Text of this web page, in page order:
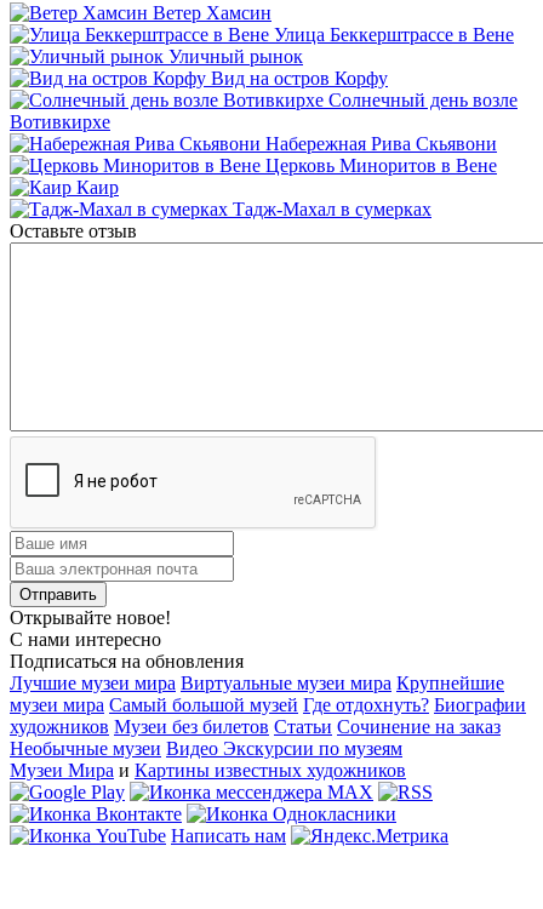
Ветер Хамсин
Улица Беккерштрассе в Вене
Уличный рынок
Вид на остров Корфу
Солнечный день возле
Вотивкирхе
Набережная Рива Скьявони
Церковь Миноритов в Вене
Каир
Тадж-Махал в сумерках
Оставьте отзыв
Открывайте новое!
С нами интересно
Подписаться на обновления
Лучшие музеи мира Виртуальные музеи мира Крупнейшие
музеи мира Самый большой музей Где отдохнуть? Биографии
художников Музеи без билетов Статьи Сочинение на заказ
Необычные музеи Видео Экскурсии по музеям
Музеи Мира и Картины известных художников
Написать нам